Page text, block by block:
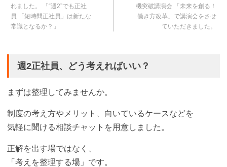
れました。 「“週2”でも正社
員 「短時間正社員」は新たな
常識となるか？」
機突破講演会 「未来を創る！
働き方改革」で講演会をさせ
ていただきました。
週2正社員、どう考えればいい？
まずは整理してみませんか。
制度の考え方やメリット、向いているケースなどを
気軽に聞ける相談チャットを用意しました。
正解を出す場ではなく、
「考えを整理する場」です。